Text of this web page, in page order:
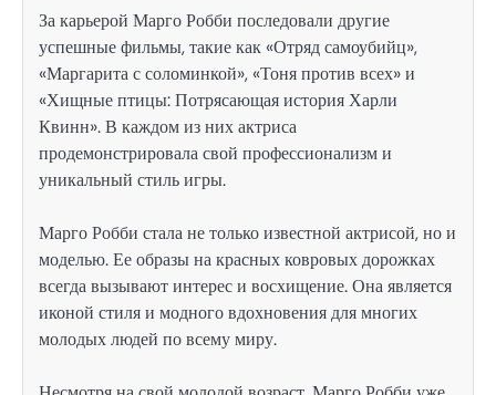
За карьерой Марго Робби последовали другие
успешные фильмы, такие как «Отряд самоубийц»,
«Маргарита с соломинкой», «Тоня против всех» и
«Хищные птицы: Потрясающая история Харли
Квинн». В каждом из них актриса
продемонстрировала свой профессионализм и
уникальный стиль игры.
Марго Робби стала не только известной актрисой, но и
моделью. Ее образы на красных ковровых дорожках
всегда вызывают интерес и восхищение. Она является
иконой стиля и модного вдохновения для многих
молодых людей по всему миру.